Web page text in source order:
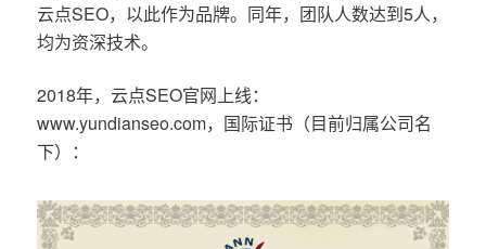
云点SEO，以此作为品牌。同年，团队人数达到5人，
均为资深技术。
2018年，云点SEO官网上线：
www.yundianseo.com，国际证书（目前归属公司名
下）：